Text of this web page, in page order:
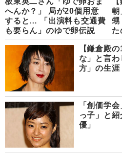
へんか？」 局が20個用意
すると… 「出演料も交通費
も要らん」のゆで卵伝説
朝
甥
た
【鎌倉殿
な」と言
方」の生涯
「創価学
っ子」と
優」